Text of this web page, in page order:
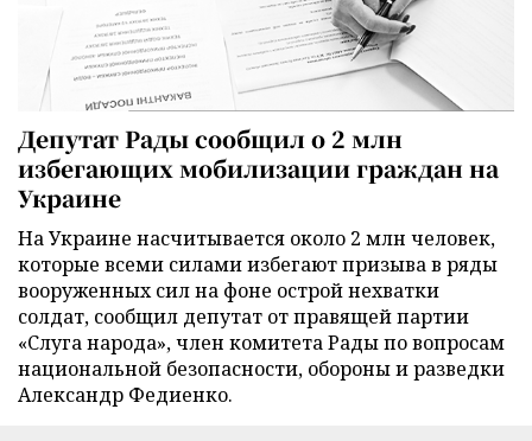
Депутат Рады сообщил о 2 млн
избегающих мобилизации граждан на
Украине
На Украине насчитывается около 2 млн человек,
которые всеми силами избегают призыва в ряды
вооруженных сил на фоне острой нехватки
солдат, сообщил депутат от правящей партии
«Слуга народа», член комитета Рады по вопросам
национальной безопасности, обороны и разведки
Александр Федиенко.